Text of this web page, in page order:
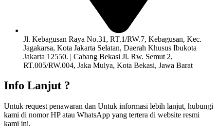
Jl. Kebagusan Raya No.31, RT.1/RW.7, Kebagusan, Kec.
Jagakarsa, Kota Jakarta Selatan, Daerah Khusus Ibukota
Jakarta 12550. | Cabang Bekasi Jl. Rw. Semut 2,
RT.005/RW.004, Jaka Mulya, Kota Bekasi, Jawa Barat
Info Lanjut ?
Untuk request penawaran dan Untuk informasi lebih lanjut, hubungi
kami di nomor HP atau WhatsApp yang tertera di website resmi
kami ini.